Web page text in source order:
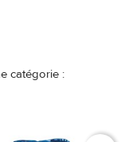
catégorie :